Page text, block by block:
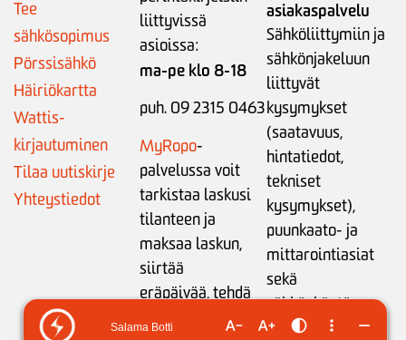
Tee
sähkösopimus
Pörssisähkö
Häiriökartta
Wattis-
kirjautuminen
Tilaa uutiskirje
Yhteystiedot
liittyvissä
asioissa:
ma-pe klo 8-18
puh. 09 2315 0463
MyRopo-
palvelussa voit
tarkistaa laskusi
tilanteen ja
maksaa laskun,
siirtää
eräpäivää,tehdä
maksusuunnitelman
asiakaspalvelu
Sähköliittymiin ja
sähkönjakeluun
liittyvät
kysymykset
(saatavuus,
hintatiedot,
tekniset
kysymykset),
puunkaato- ja
mittarointiasiat
sekä
sähkönkäytön
neuvonta: